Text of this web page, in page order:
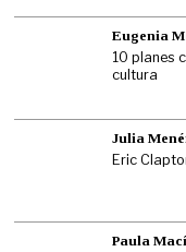
Eugenia
10 planes
cultura
Julia
Eric
Paula